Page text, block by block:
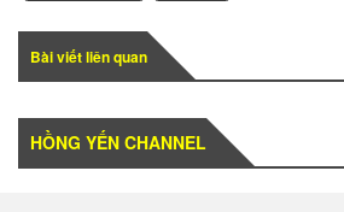
Bài viết liên quan
HỒNG YẾN CHANNEL